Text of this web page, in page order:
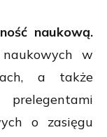
naukową.
w
a także
o zasięgu